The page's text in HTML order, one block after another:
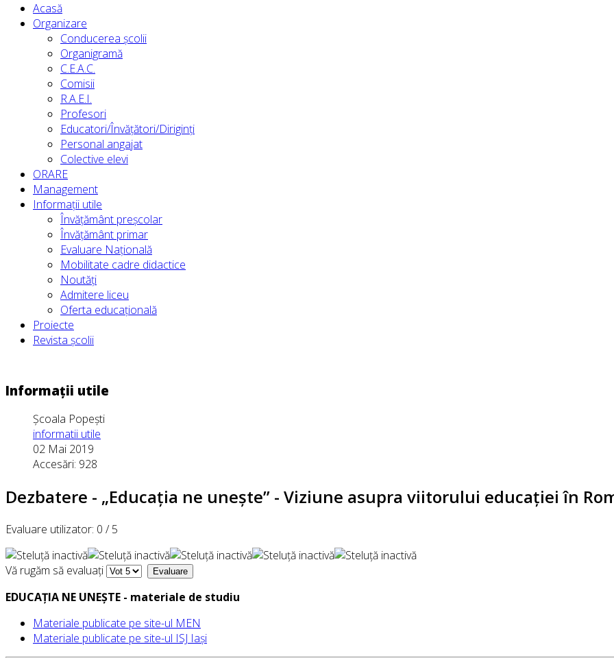
Acasă
Organizare
Conducerea școlii
Organigramă
C.E.A.C.
Comisii
R.A.E.I.
Profesori
Educatori/Învățători/Diriginți
Personal angajat
Colective elevi
ORARE
Management
Informații utile
Învățământ preșcolar
Învățământ primar
Evaluare Națională
Mobilitate cadre didactice
Noutăți
Admitere liceu
Oferta educațională
Proiecte
Revista școlii
Informații utile
Școala Popești
informatii utile
02 Mai 2019
Accesări: 928
Dezbatere - „Educația ne unește” - Viziune asupra viitorului educaţiei în
Evaluare utilizator: 0 /5
Vă rugăm să evaluați
EDUCAŢIA NE UNEŞTE - materiale de studiu
Materiale publicate pe site-ul MEN
Materiale publicate pe site-ul ISJ Iași